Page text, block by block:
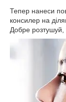
Тепер нанеси
консилер на
Добре розтушуй,